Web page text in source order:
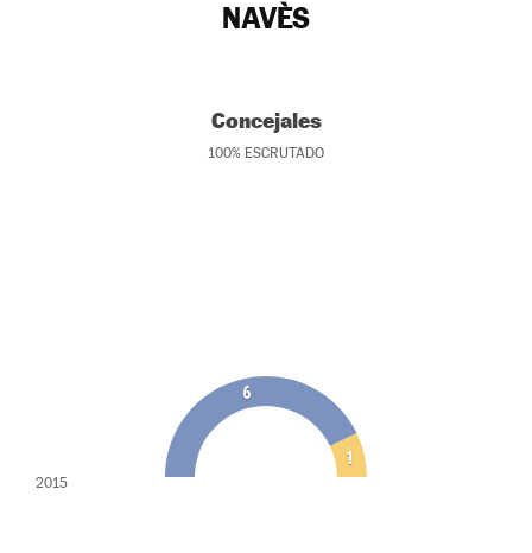
NAVÈS
Concejales
100% ESCRUTADO
6
1
2015